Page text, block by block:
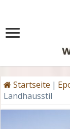
Startseite |
Landhausstil